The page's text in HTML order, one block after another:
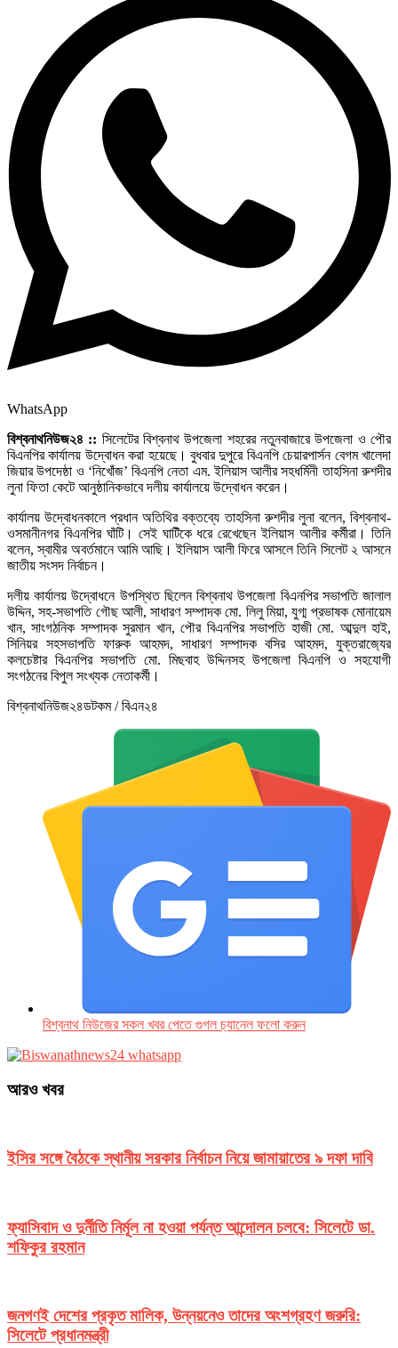
WhatsApp
বিশ্বনাথনিউজ২৪ :: সিলেটের বিশ্বনাথ উপজেলা শহরের নতুনবাজারে উপজেলা ও পৌর
বিএনপির কার্যালয় উদ্বোধন করা হয়েছে। বুধবার দুপুরে বিএনপি চেয়ারপার্সন বেগম খালেদা
জিয়ার উপদেষ্ঠা ও ‘নিখোঁজ’ বিএনপি নেতা এম. ইলিয়াস আলীর সহধর্মিনী তাহসিনা রুশদীর
লুনা ফিতা কেটে আনুষ্ঠানিকভাবে দলীয় কার্যালয়ে উদ্বোধন করেন।
কার্যালয় উদ্বোধনকালে প্রধান অতিথির বক্তব্যে তাহসিনা রুশদীর লুনা বলেন, বিশ্বনাথ-
ওসমানীনগর বিএনপির ঘাঁটি। সেই ঘাটিঁকে ধরে রেখেছেন ইলিয়াস আলীর কর্মীরা। তিনি
বলেন, স্বামীর অবর্তমানে আমি আছি। ইলিয়াস আলী ফিরে আসলে তিনি সিলেট ২ আসনে
জাতীয় সংসদ নির্বাচন।
দলীয় কার্যালয় উদ্বোধনে উপস্থিত ছিলেন বিশ্বনাথ উপজেলা বিএনপির সভাপতি জালাল
উদ্দিন, সহ-সভাপতি গৌছ আলী, সাধারণ সম্পাদক মো. লিলু মিয়া, যুগ্ম প্রভাষক মোনায়েম
খান, সাংগঠনিক সম্পাদক সুরমান খান, পৌর বিএনপির সভাপতি হাজী মো. আব্দুল হাই,
সিনিয়র সহসভাপতি ফারুক আহমদ, সাধারণ সম্পাদক বসির আহমদ, যুক্তরাজ‌্যের
কলচেষ্টার বিএনপির সভাপতি মো. মিছবাহ উদ্দিনসহ উপজেলা বিএনপি ও সহযোগী
সংগঠনের বিপুল সংখ্যক নেতাকর্মী।
বিশ্বনাথনিউজ২৪ডটকম / বিএন২৪
বিশ্বনাথ নিউজের সকল খবর পেতে গুগল চ‌্যানেল ফলো করুন
আরও খবর
ইসির সঙ্গে বৈঠকে স্থানীয় সরকার নির্বাচন নিয়ে জামায়াতের ৯ দফা দাবি
ফ্যাসিবাদ ও দুর্নীতি নির্মূল না হওয়া পর্যন্ত আন্দোলন চলবে: সিলেটে ডা.
শফিকুর রহমান
জনগণই দেশের প্রকৃত মালিক, উন্নয়নেও তাদের অংশগ্রহণ জরুরি:
সিলেটে প্রধানমন্ত্রী